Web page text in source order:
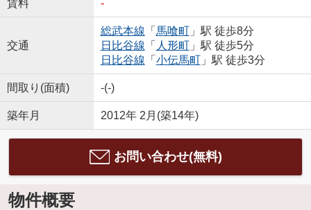
賃料 -
交通
総武本線 「 馬喰町」駅 徒歩8分
日比谷線 「 人形町」駅 徒歩5分
日比谷線 「 小伝馬町」駅 徒歩3分
間取り(面積) -(-)
築年月 2012年 2月(築14年)
お問い合わせ(無料)
物件概要